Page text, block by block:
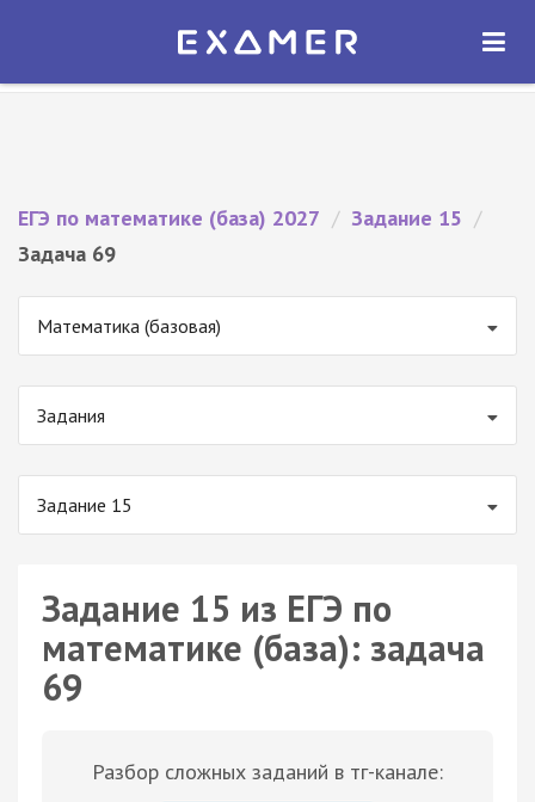
Экзамер — ЕГЭ 2027
ОТКРЫТЬ
ЕГЭ по математике (база) 2027 / Задание 15 /
Задача 69
Математика (базовая)
Задания
Задание 15
Задание 15 из ЕГЭ по
математике (база): задача
69
Разбор сложных заданий в тг-канале: